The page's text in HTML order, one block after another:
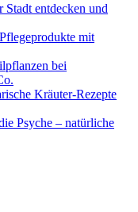
entdecken und
mit
bei
Kräuter-Rezepte
Psyche – natürliche